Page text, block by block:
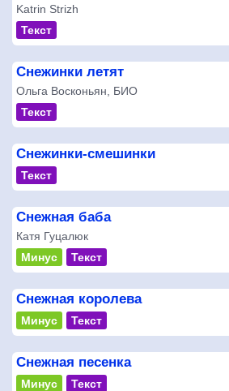
Katrin Strizh
Текст
Снежинки летят
Ольга Восконьян, БИО
Текст
Снежинки-смешинки
Текст
Снежная баба
Катя Гуцалюк
Минус
Текст
Снежная королева
Минус Текст
Снежная песенка
Минус Текст